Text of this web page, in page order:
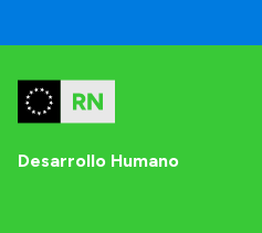
Desarrollo Humano